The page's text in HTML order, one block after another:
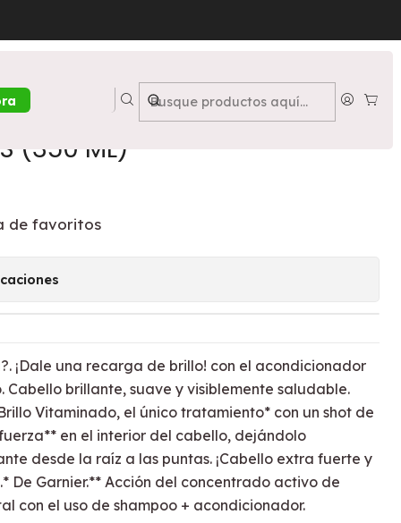
E + GUARANA, FRUTOS ROJOS (350 ML)
Fructis Brillo Vitaminado -
DE VITAMINA E + GUARANA,
(350 ML)
de favoritos
¡Dale una recarga de brillo! con el acondicionador
Cabello brillante, suave y visiblemente saludable.
Vitaminado, el único tratamiento* con un shot de
en el interior del cabello, dejándolo
desde la raíz a las puntas. ¡Cabello extra fuerte y
De Garnier.** Acción del concentrado activo de
con el uso de shampoo + acondicionador.